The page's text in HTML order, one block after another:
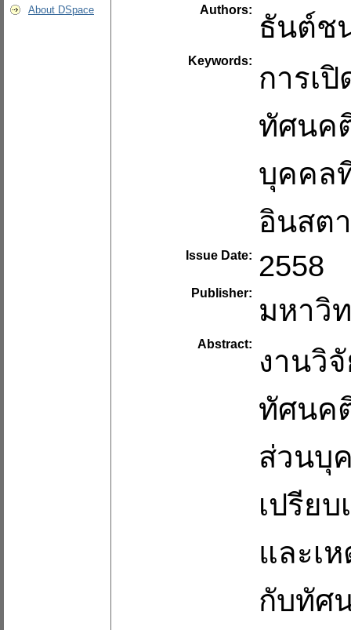
About DSpace
Authors:
ธันต์ช
Keywords:
การเ
ทัศนค
บุคคล
อินสต
Issue Date: 2558
Publisher:
มหาวิ
Abstract:
งานวิ
ทัศนค
ส่วนบุ
เปรีย
และเ
กับทัศ